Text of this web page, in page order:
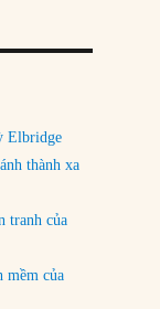
Elbridge
thành xa
tranh của
mềm của